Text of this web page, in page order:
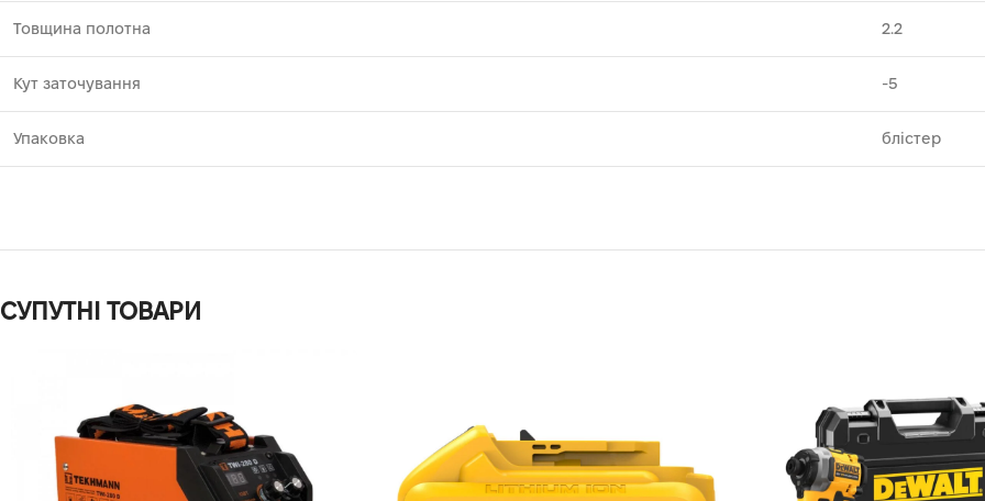
Товщина полотна 2.2
Кут заточування -5
Упаковка блістер
СУПУТНІ ТОВАРИ